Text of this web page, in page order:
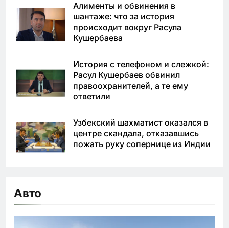
Алименты и обвинения в
шантаже: что за история
происходит вокруг Расула
Кушербаева
История с телефоном и слежкой:
Расул Кушербаев обвинил
правоохранителей, а те ему
ответили
Узбекский шахматист оказался в
центре скандала, отказавшись
пожать руку сопернице из Индии
Авто